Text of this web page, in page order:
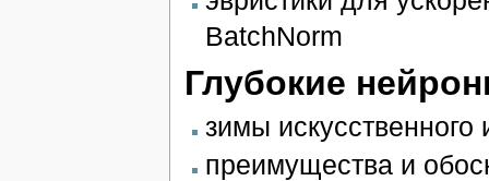
BatchNorm
Глубокие
зимы искусственного
преимущества и